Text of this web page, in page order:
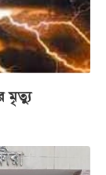
মৃত্যু